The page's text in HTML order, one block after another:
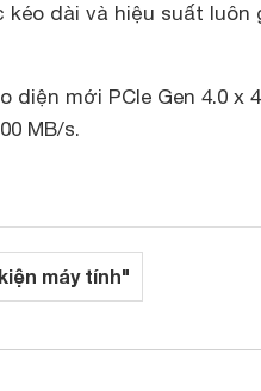
dài và hiệu suất
diện mới PCIe Gen 4.0 x
MB/s.
máy tính"